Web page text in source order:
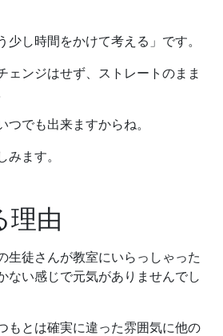
少し時間をかけて考える」です。
ェンジはせず、ストレートのまま
でも出来ますからね。
みます。
理由
生徒さんが教室にいらっしゃった
ない感じで元気がありませんでし
もとは確実に違った雰囲気に他の